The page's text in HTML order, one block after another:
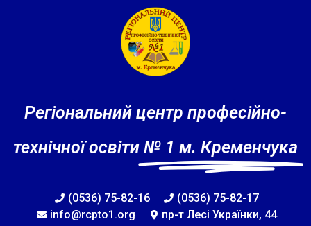
Регіональний центр професійно-
технічної освіти № 1 м. Кременчука
(0536) 75-82-16
(0536) 75-82-17
info@rcpto1.org
пр-т Лесі Українки, 44